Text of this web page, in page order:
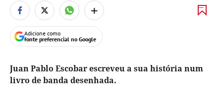
+
Adicione como
fonte preferencial no Google
Juan Pablo Escobar escreveu a sua história num
livro de banda desenhada.